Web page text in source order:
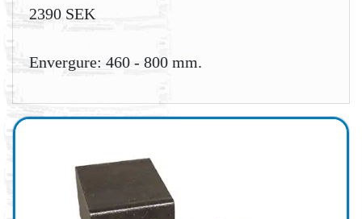
2390 SEK
Envergure: 460 - 800 mm.